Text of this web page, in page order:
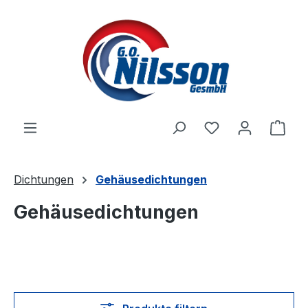
Zum Hauptinhalt springen
Dichtungen Gehäusedichtungen
Gehäusedichtungen